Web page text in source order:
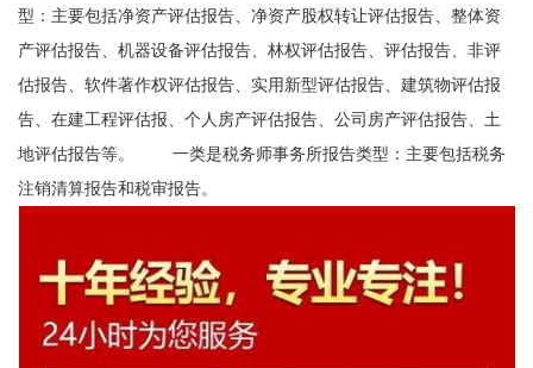
型：主要包括净资产评估报告、净资产股权转让评估报告、整体资
产评估报告、机器设备评估报告、林权评估报告、评估报告、非评
估报告、软件著作权评估报告、实用新型评估报告、建筑物评估报
告、在建工程评估报、个人房产评估报告、公司房产评估报告、土
地评估报告等。 一类是税务师事务所报告类型：主要包括税务
注销清算报告和税审报告。